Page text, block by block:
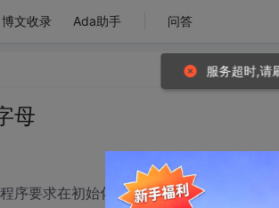
博文收录 Ada助手 问答
母
序要求在初始化的时候调用汇编程序随
服务超时,请